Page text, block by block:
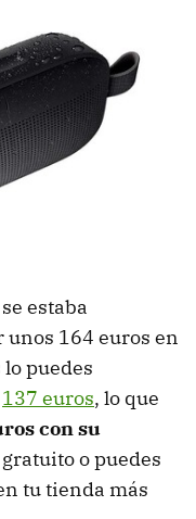
se estaba
164 euros en
puedes
137 euros, lo que
con su
o puedes
tu tienda más